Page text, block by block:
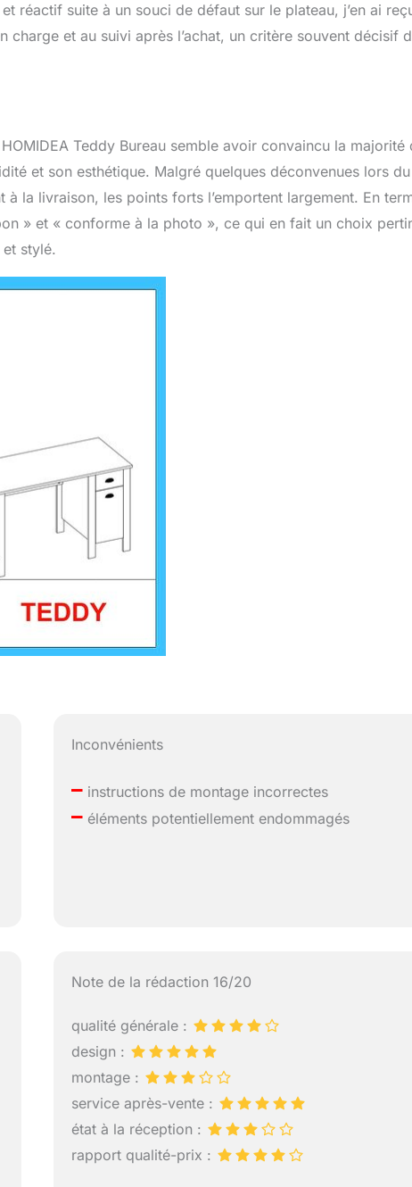
réactif suite à un souci de défaut sur le plateau, j’en ai
et au suivi après l’achat, un critère souvent décisif
Teddy Bureau semble avoir convaincu la majorité
et son esthétique. Malgré quelques déconvenues lors du
la livraison, les points forts l’emportent largement. En
» et « conforme à la photo », ce qui en fait un choix
stylé.
Inconvénients
– instructions de montage incorrectes
– éléments potentiellement endommagés
Note de la rédaction 16/20
qualité générale :
design :
montage :
service après-vente :
état à la réception :
rapport qualité-prix :